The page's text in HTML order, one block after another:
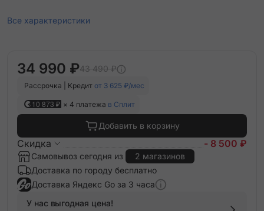
Все характеристики
34 990 ₽43 490 ₽
Рассрочка | Кредит от 3 625 ₽/мес
10 873 ₽ × 4 платежа в Сплит
Добавить в корзину
Скидка - 8 500 ₽
Самовывоз сегодня из
2 магазинов
Доставка по городу бесплатно
Доставка Яндекс Go за 3 часа
У нас выгодная цена!